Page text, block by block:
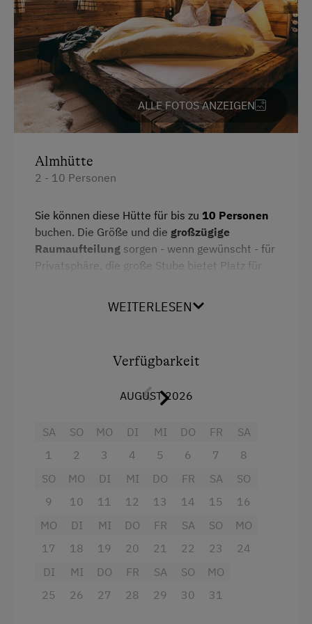
Parken
Kostenlose Parkplätze
Radunterstellmöglichkeit
Unterkunftsart
Am Betrieb
Garten/Wiese
Ausstattung der Wohneinheit
Geschirr vorhanden
Terrasse
Ohne Verpflegung
eigene Trinkwasserquelle
Kostenloses Internet
ALLE FOTOS ANZEIGEN
Almhütte
2 - 10 Personen
Sie können diese Hütte für bis zu 10 Personen
buchen. Die Größe und die großzügige
Raumaufteilung sorgen - wenn gewünscht - für
Privatsphäre, die große Stube bietet Platz für
"hoagaschtn" (sich unterhalten, Spaß haben).
mit Gefrierfach, Toaster, Wasserkocher,....
Handtücher vorhanden.
Kachelofenund einen Trockenraum für
Kleidung und Schuhe.
Wohnfläche: 150 m2
Bäder / Toiletten: je 2
HotPot: 1 - 9 Personen
WEITERLESEN
Verfügbarkeit
AUGUST 2026
SA
1
SO
2
MO
3
DI
4
MI
5
DO
6
FR
7
SA
8
SO
9
MO
10
DI
11
MI
12
DO
13
FR
14
SA
15
SO
16
MO
17
DI
18
MI
19
DO
20
FR
21
SA
22
SO
23
MO
24
DI
25
MI
26
DO
27
FR
28
SA
29
SO
30
MO
31